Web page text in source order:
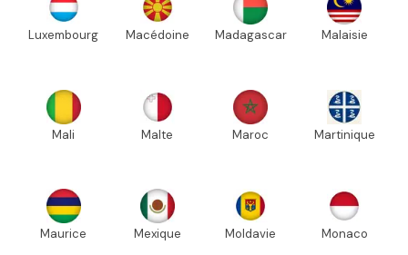
Luxembourg Macédoine Madagascar Malaisie
Mali Malte Maroc Martinique
Maurice Mexique Moldavie Monaco